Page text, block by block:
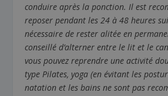
conduire après la ponction. Il est
reposer pendant les 24 à 48 heures
nécessaire de rester alitée en
conseillé d’alterner entre le lit et le
vous pouvez reprendre une activité
type Pilates, yoga (en évitant les
natation et les bains ne sont pas